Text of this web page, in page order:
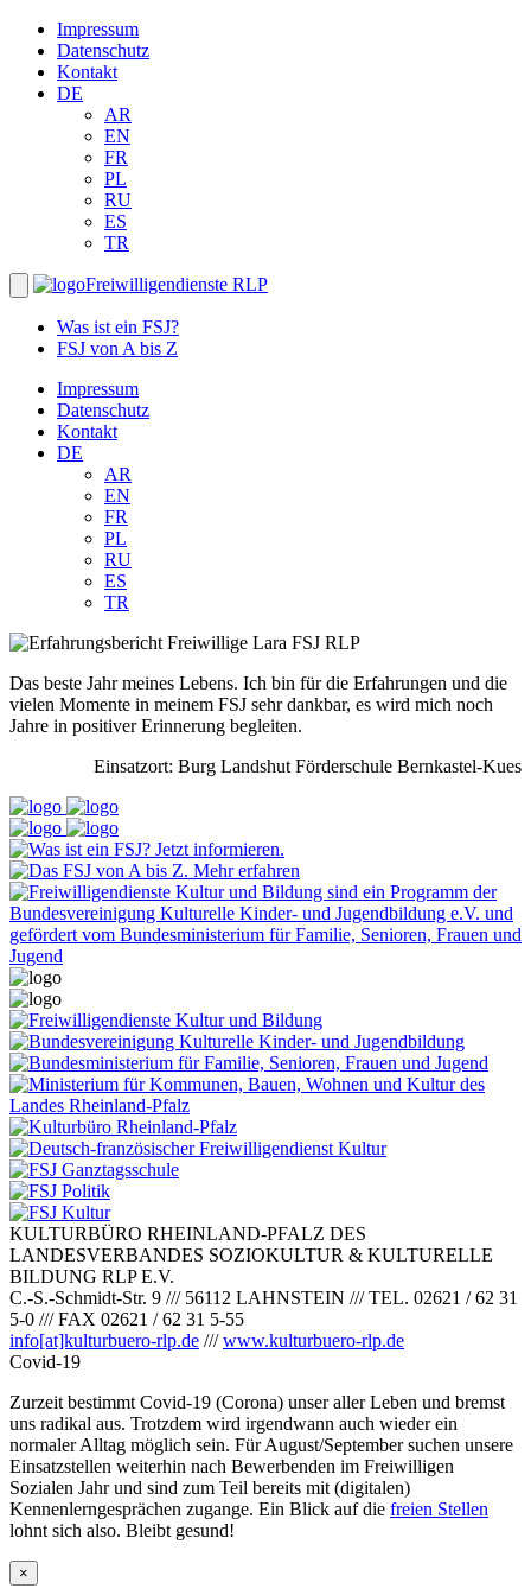
Impressum
Datenschutz
Kontakt
DE
AR
EN
FR
PL
RU
ES
TR
Freiwilligendienste RLP
Was ist ein FSJ?
FSJ von A bis Z
Impressum
Datenschutz
Kontakt
DE
AR
EN
FR
PL
RU
ES
TR
Das beste Jahr meines Lebens. Ich bin für die Erfahrungen und die
vielen Momente in meinem FSJ sehr dankbar, es wird mich noch
Jahre in positiver Erinnerung begleiten.
Einsatzort: Burg Landshut Förderschule Bernkastel-Kues
KULTURBÜRO RHEINLAND-PFALZ DES
LANDESVERBANDES SOZIOKULTUR & KULTURELLE
BILDUNG RLP E.V.
C.-S.-Schmidt-Str. 9 ///56112 LAHNSTEIN ///TEL. 02621 / 62 31
5-0 ///FAX 02621 / 62 31 5-55
info[at]kulturbuero-rlp.de /// www.kulturbuero-rlp.de
Covid-19
Zurzeit bestimmt Covid-19 (Corona) unser aller Leben und bremst
uns radikal aus. Trotzdem wird irgendwann auch wieder ein
normaler Alltag möglich sein. Für August/September suchen unsere
Einsatzstellen weiterhin nach Bewerbenden im Freiwilligen
Sozialen Jahr und sind zum Teil bereits mit (digitalen)
Kennenlerngesprächen zugange. Ein Blick auf die freien Stellen
lohnt sich also. Bleibt gesund!
×